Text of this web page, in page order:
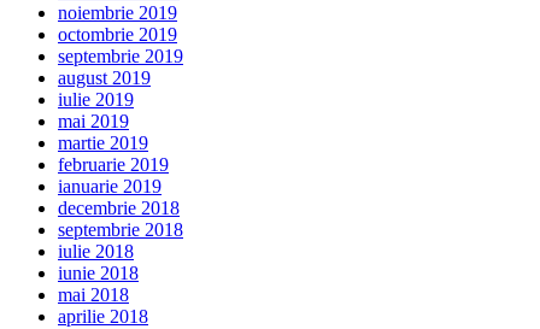
noiembrie 2019
octombrie 2019
septembrie 2019
august 2019
iulie 2019
mai 2019
martie 2019
februarie 2019
ianuarie 2019
decembrie 2018
septembrie 2018
iulie 2018
iunie 2018
mai 2018
aprilie 2018